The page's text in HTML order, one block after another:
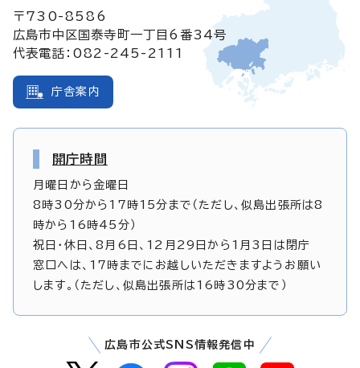
〒730-8586
広島市中区国泰寺町一丁目6番34号
代表電話：082-245-2111
庁舎案内
開庁時間
月曜日から金曜日
8時30分から17時15分まで（ただし、似島出張所は8
時から16時45分）
祝日・休日、8月6日、12月29日から1月3日は閉庁
窓口へは、17時までにお越しいただきますようお願い
します。（ただし、似島出張所は16時30分まで）
広島市公式SNS情報発信中